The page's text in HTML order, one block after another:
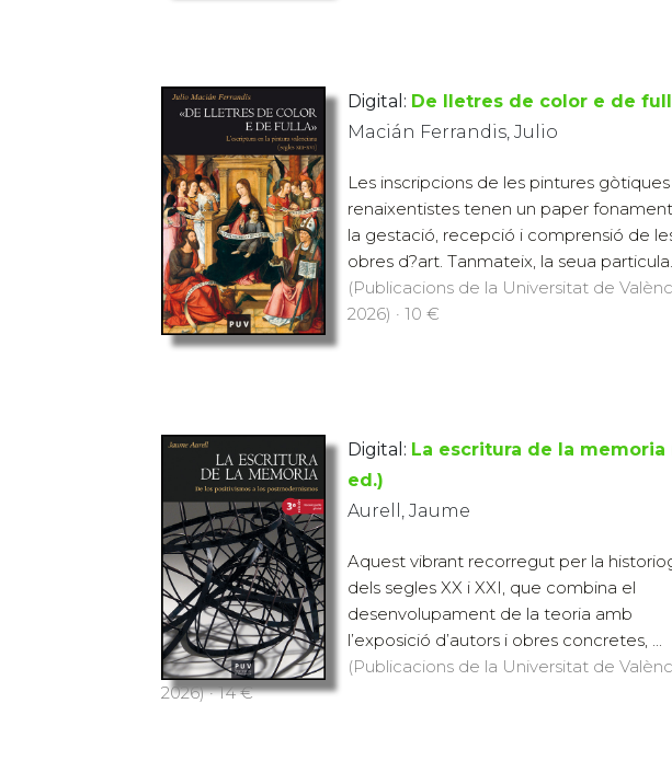
Digital: De lletres de color e de
Macián Ferrandis, Julio
Les inscripcions de les pintures gòtiques
renaixentistes tenen un paper
la gestació, recepció i comprensió de
obres d?art. Tanmateix, la seua
(Publicacions de la Universitat de
2026) · 10 €
Digital: La escritura de la memoria
ed.)
Aurell, Jaume
Aquest vibrant recorregut per la
dels segles XX i XXI, que combina el
desenvolupament de la teoria amb
l’exposició d’autors i obres concretes, ...
(Publicacions de la Universitat de
2026) · 14 €